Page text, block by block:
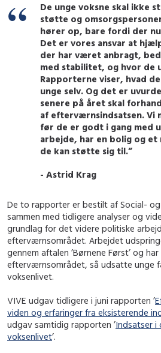
De unge voksne skal ikke
støtte og
hører op, bare fordi der nu
Det er vores ansvar at
der har været anbragt,
med stabilitet, og hvor de
Rapporterne viser, hvad
unge selv. Og det er
senere på året skal
af efterværnsindsatsen. Vi
før de er godt i gang med
arbejde, har en bolig og
de kan støtte sig til.”
- Astrid Krag
De to rapporter er bestilt af Social-
sammen med tidligere analyser og
grundlag for det videre politiske
efterværnsområdet. Arbejdet
gennem aftalen ’Børnene Først’ og
efterværnsområdet, så udsatte unge
voksenlivet.
VIVE udgav tidligere i juni rapporten ’
viden og erfaringer fra eksisterende
udgav samtidig rapporten ’Indsatser i
voksenlivet’.